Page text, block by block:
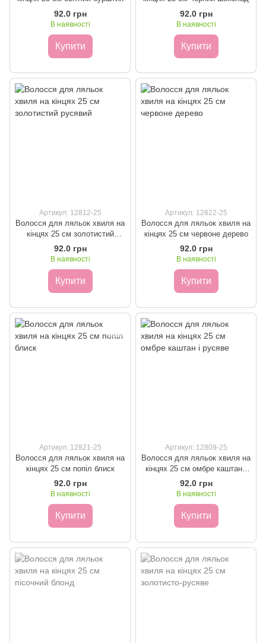
92.0 грн
В наявності
Купити
92.0 грн
В наявності
Купити
Артикул: 12812-25
Волосся для ляльок хвиля на
кінцях 25 см золотистий
русявий
92.0 грн
В наявності
Купити
Артикул: 12822-25
Волосся для ляльок хвиля на
кінцях 25 см червоне дерево
92.0 грн
В наявності
Купити
Артикул: 12821-25
Волосся для ляльок хвиля на
кінцях 25 см попіл блиск
92.0 грн
В наявності
Купити
Артикул: 12809-25
Волосся для ляльок хвиля на
кінцях 25 см омбре каштан і
русяве
92.0 грн
В наявності
Купити